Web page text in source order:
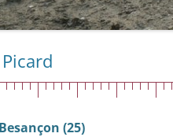
Besançon (25)